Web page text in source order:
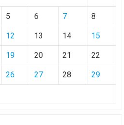
5 6 7 8
12 13 14 15
19 20 21 22
26 27 28 29